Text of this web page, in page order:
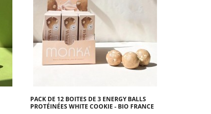
PACK DE 12 BOITES DE 3 ENERGY BALLS
PROTÉINÉES WHITE COOKIE - BIO FRANCE